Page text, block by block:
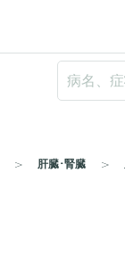
肝臓･腎臓